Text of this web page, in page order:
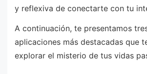
y reflexiva de conectarte con tu
A continuación, te presentamos
aplicaciones más destacadas que
explorar el misterio de tus vidas